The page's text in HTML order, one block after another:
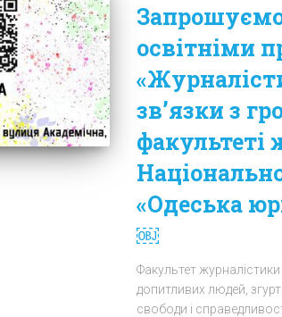
освітніми
зв’язки з
факультеті
«Одеська
￼
Факультет
допитливих людей,
свободи і